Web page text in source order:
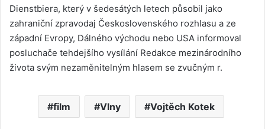
Dienstbiera, který v šedesátých letech působil jako
zahraniční zpravodaj Československého rozhlasu a ze
západní Evropy, Dálného východu nebo USA informoval
posluchače tehdejšího vysílání Redakce mezinárodního
života svým nezaměnitelným hlasem se zvučným r.
film Vlny Vojtěch Kotek